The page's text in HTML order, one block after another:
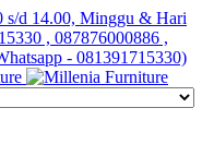
s/d 14.00, Minggu & Hari
, 087876000886 ,
- 081391715330)